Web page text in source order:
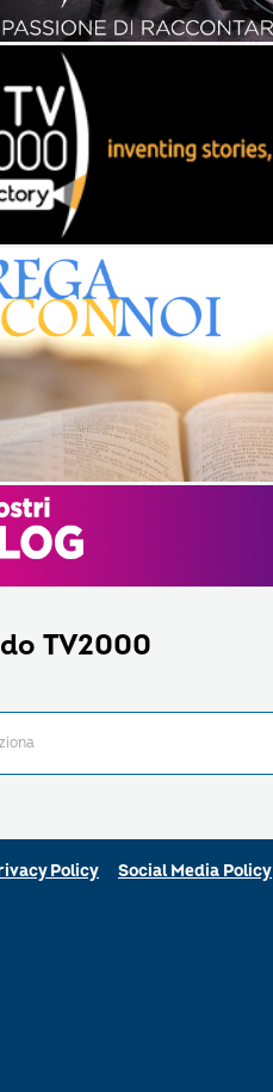
TV2000
Policy Social Media Policy